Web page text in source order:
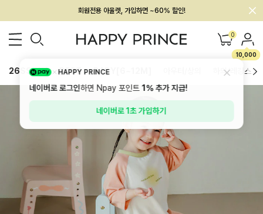
회원전용 아울렛, 가입하면 ~60% 할인!
멤버십 최대 28,000원 혜택 0
10,000
26SS 신상 BEST BABY[6~12M] 하의/레깅스
HAPPY PRINCE
네이버로 로그인하면 Npay 포인트1%추가 지급!
네이버로 1초 가입하기